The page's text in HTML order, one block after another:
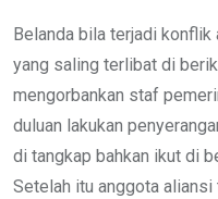
Belanda bila terjadi konflik
yang saling terlibat di
mengorbankan staf
duluan lakukan
di tangkap bahkan ikut di
Setelah itu anggota